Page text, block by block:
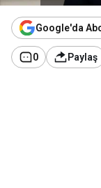
Google'da
0 Paylaş